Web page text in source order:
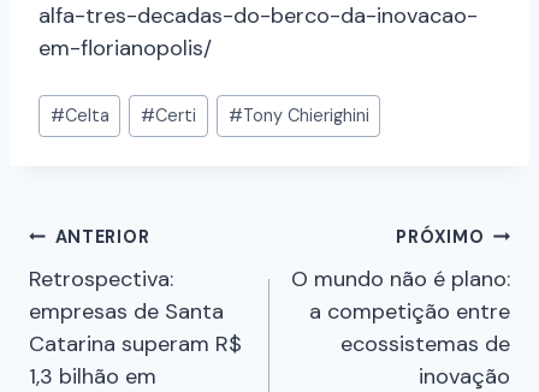
alfa-tres-decadas-do-berco-da-inovacao-
em-florianopolis/
#Celta #Certi #Tony Chierighini
ANTERIOR
Retrospectiva:
empresas de Santa
Catarina superam R$
1,3 bilhão em
PRÓXIMO
O mundo não é plano:
a competição entre
ecossistemas de
inovação